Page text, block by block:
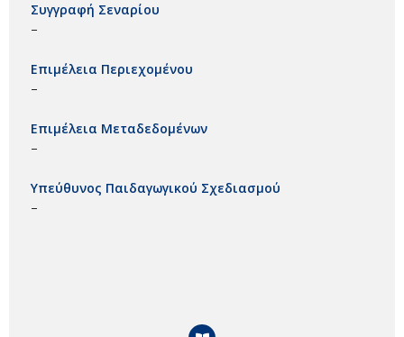
Συγγραφή Σεναρίου
–
Επιμέλεια Περιεχομένου
–
Επιμέλεια Μεταδεδομένων
–
Υπεύθυνος Παιδαγωγικού Σχεδιασμού
–